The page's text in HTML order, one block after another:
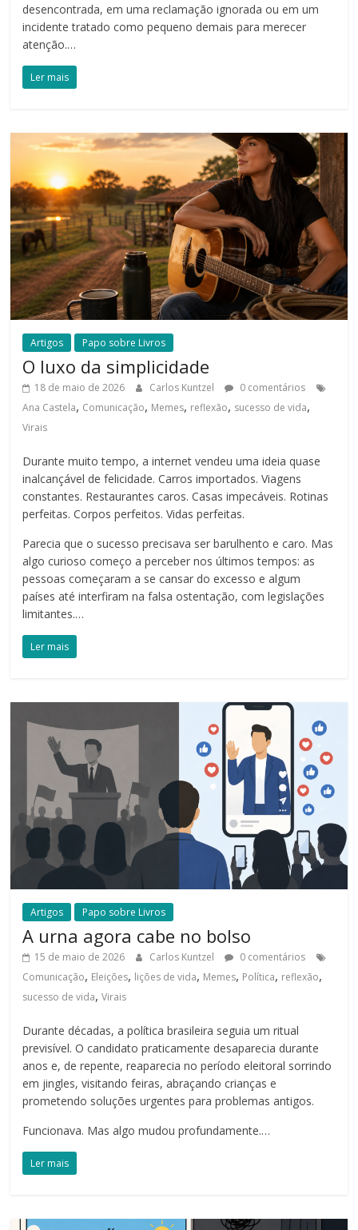
desencontrada, em uma reclamação ignorada ou em um
incidente tratado como pequeno demais para merecer
atenção.…
Ler mais
Artigos Papo sobre Livros
O luxo da simplicidade
18 de maio de 2026 Carlos Kuntzel
0 comentários
Ana Castela, Comunicação, Memes, reflexão, sucesso de vida,
Virais
Durante muito tempo, a internet vendeu uma ideia quase
inalcançável de felicidade. Carros importados. Viagens
constantes. Restaurantes caros. Casas impecáveis. Rotinas
perfeitas. Corpos perfeitos. Vidas perfeitas.
Parecia que o sucesso precisava ser barulhento e caro. Mas
algo curioso começo a perceber nos últimos tempos: as
pessoas começaram a se cansar do excesso e algum
países até interfiram na falsa ostentação, com legislações
limitantes.…
Ler mais
Artigos Papo sobre Livros
A urna agora cabe no bolso
15 de maio de 2026 Carlos Kuntzel
0 comentários
Comunicação, Eleições, lições de vida, Memes, Política, reflexão,
sucesso de vida,Virais
Durante décadas, a política brasileira seguia um ritual
previsível. O candidato praticamente desaparecia durante
anos e, de repente, reaparecia no período eleitoral sorrindo
em jingles, visitando feiras, abraçando crianças e
prometendo soluções urgentes para problemas antigos.
Funcionava. Mas algo mudou profundamente.…
Ler mais